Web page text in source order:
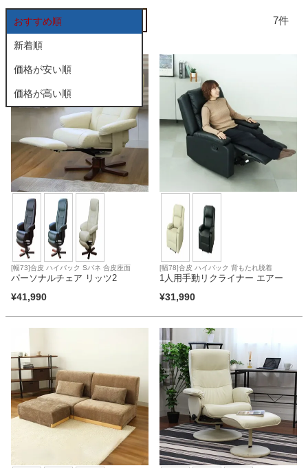
最短発送 冷感ラグ 冷感寝具 ワークデスク
カテゴリから探す
ソファ
テレビ台・リビング家具
ダイニングテーブル・セット
椅子・チェア
食器棚・キッチン収納
ベッド
おすすめ順
新着順
価格が安い順
価格が高い順
7
[幅73]合皮 ハイバック Sバネ 合皮座面
パーソナルチェア リッツ2
¥41,990
[幅78]合皮 ハイバック 背もたれ脱着
1人用手動リクライナー エアー
¥31,990